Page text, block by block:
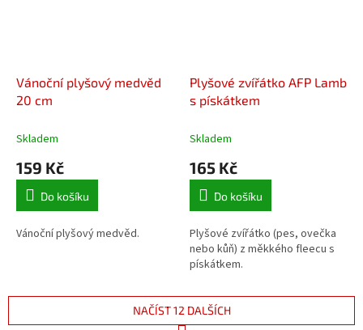
Vánoční plyšový medvěd
20 cm
Skladem
159 Kč
Do košíku
Vánoční plyšový medvěd.
Plyšové zvířátko AFP Lamb
s pískátkem
Skladem
165 Kč
Do košíku
Plyšové zvířátko (pes, ovečka
nebo kůň) z měkkého fleecu s
pískátkem.
NAČÍST 12 DALŠÍCH